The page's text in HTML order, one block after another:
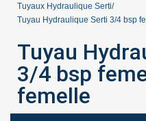
Tuyaux Hydraulique Serti
Tuyau Hydraulique Serti 3/4 bsp
Tuyau
3/4 bsp
femelle